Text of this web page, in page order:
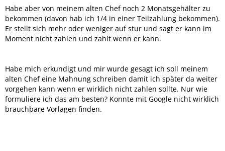
Habe aber von meinem alten Chef noch 2 Monatsgehälter zu
bekommen (davon hab ich 1/4 in einer Teilzahlung bekommen).
Er stellt sich mehr oder weniger auf stur und sagt er kann im
Moment nicht zahlen und zahlt wenn er kann.
Habe mich erkundigt und mir wurde gesagt ich soll meinem
alten Chef eine Mahnung schreiben damit ich später da weiter
vorgehen kann wenn er wirklich nicht zahlen sollte. Nur wie
formuliere ich das am besten? Konnte mit Google nicht wirklich
brauchbare Vorlagen finden.